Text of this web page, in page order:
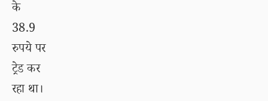
के
38.9
रुपये पर
ट्रेड कर
रहा था।